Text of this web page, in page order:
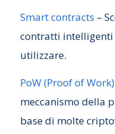
Smart contracts –
contratti intelligenti
utilizzare.
PoW (Proof of Work)
meccanismo della
base di molte